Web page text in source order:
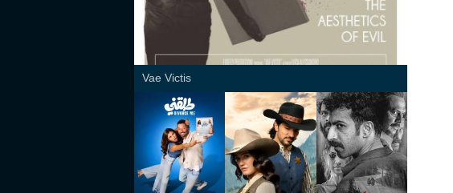
Vae Victis